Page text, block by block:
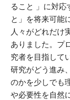
ること 」に対応
と」を将来可能
人々がどれだけ
ありました。プ
究者を目指して
研究がどう進み
のかを少しでも
や必要性を自然